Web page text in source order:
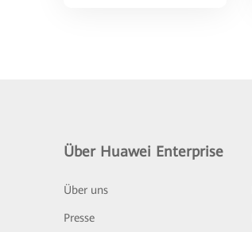
Über Huawei Enterprise
Über uns
Presse